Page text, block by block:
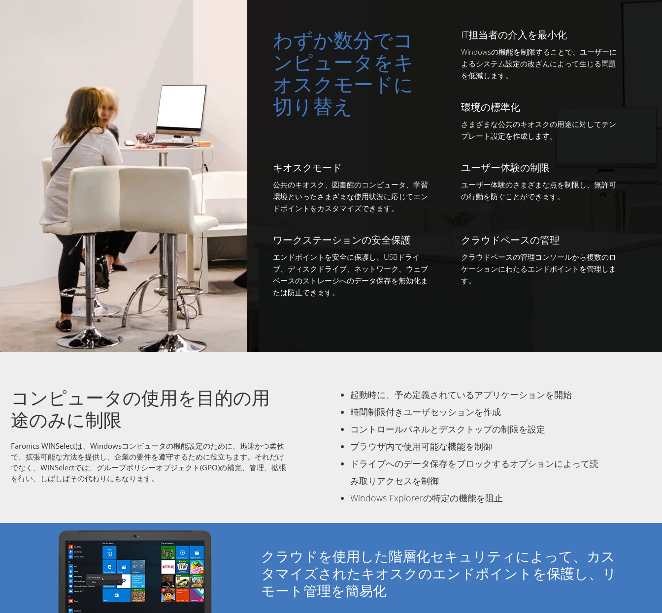
わずか数分でコ
ンピュータをキ
オスクモードに
切り替え
IT担当者の介入を最小化
Windowsの機能を制限することで、ユーザーに
よるシステム設定の改ざんによって生じる問題
を低減します。
環境の標準化
さまざまな公共のキオスクの用途に対してテン
プレート設定を作成します。
キオスクモード
公共のキオスク、図書館のコンピュータ、学習
環境といったさまざまな使用状況に応じてエン
ドポイントをカスタマイズできます。
ユーザー体験の制限
ユーザー体験のさまざまな点を制限し、無許可
の行動を防ぐことができます。
ワークステーションの安全保護
エンドポイントを安全に保護し、USBドライ
ブ、ディスクドライブ、ネットワーク、ウェブ
ベースのストレージへのデータ保存を無効化ま
たは防止できます。
クラウドベースの管理
クラウドベースの管理コンソールから複数のロ
ケーションにわたるエンドポイントを管理しま
す。
コンピュータの使用を目的の用
途のみに制限
Faronics WINSelectは、Windowsコンピュータの機能設定のために、迅速かつ柔軟
で、拡張可能な方法を提供し、企業の要件を遵守するために役立ちます。それだけ
でなく、WINSelectでは、グループポリシーオブジェクト(GPO)の補完、管理、拡張
を行い、しばしばその代わりにもなります。
起動時に、予め定義されているアプリケーションを開始
時間制限付きユーザセッションを作成
コントロールパネルとデスクトップの制限を設定
ブラウザ内で使用可能な機能を制御
ドライブへのデータ保存をブロックするオプションによって読
み取りアクセスを制御
Windows Explorerの特定の機能を阻止
クラウドを使用した階層化セキュリティによって、カス
タマイズされたキオスクのエンドポイントを保護し、リ
モート管理を簡易化